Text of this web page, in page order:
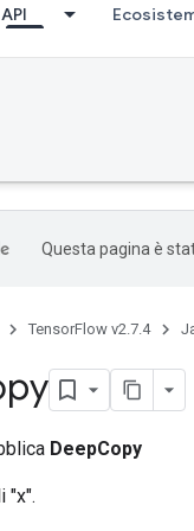
API
Questa pagina è
TensorFlow v2.7.4
DeepCopy
"x".